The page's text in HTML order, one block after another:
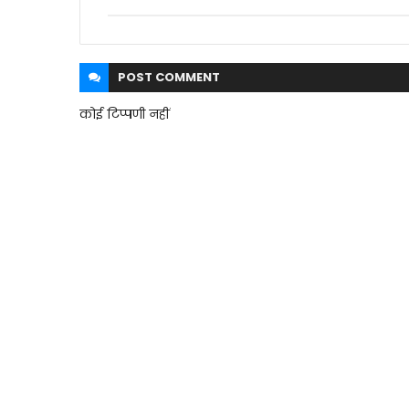
POST COMMENT
कोई टिप्पणी नहीं